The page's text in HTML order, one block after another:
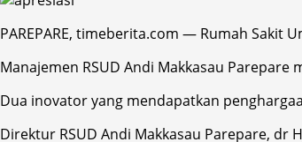
PAREPARE, timeberita.com — Rumah Sakit
Manajemen RSUD Andi Makkasau
Dua inovator yang mendapatkan
Direktur RSUD Andi Makkasau Parepare, dr